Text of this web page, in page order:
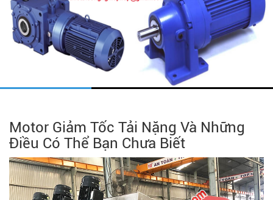
Motor Giảm Tốc Tải Nặng Và Những
Điều Có Thể Bạn Chưa Biết